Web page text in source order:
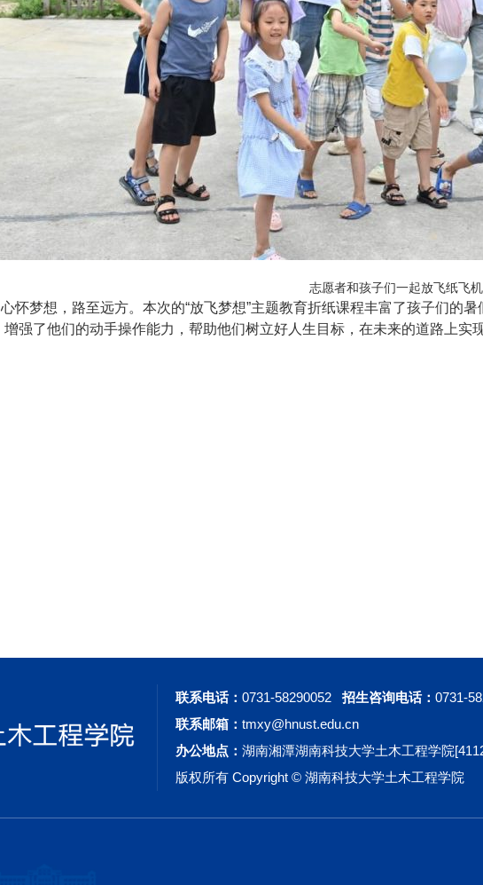
志愿者和孩子们一起放飞纸飞机
心怀梦想，路至远方。本次的“放飞梦想”主题教育折纸课程丰富了孩子们的暑
增强了他们的动手操作能力，帮助他们树立好人生目标，在未来的道路上实
联系电话：0731-58290052招生咨询电话：0731-
联系邮箱：tmxy@hnust.edu.cn
办公地点：湖南湘潭湖南科技大学土木工程学院
版权所有 Copyright © 湖南科技大学土木工程学院